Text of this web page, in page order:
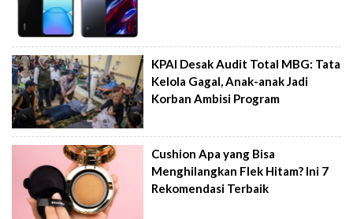
KPAI Desak Audit Total MBG: Tata
Kelola Gagal, Anak-anak Jadi
Korban Ambisi Program
Cushion Apa yang Bisa
Menghilangkan Flek Hitam? Ini 7
Rekomendasi Terbaik